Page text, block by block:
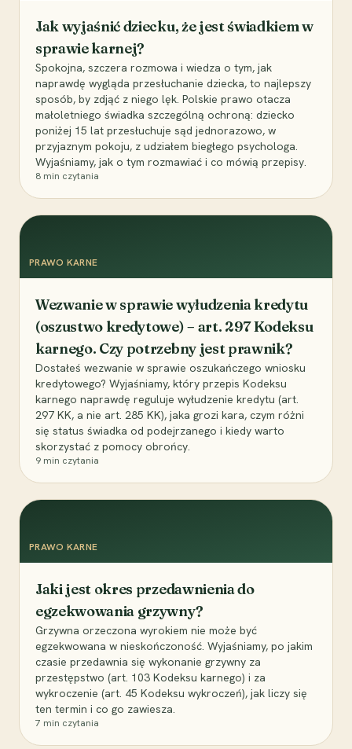
Jak wyjaśnić dziecku, że jest świadkiem w
sprawie karnej?
Spokojna, szczera rozmowa i wiedza o tym, jak
naprawdę wygląda przesłuchanie dziecka, to najlepszy
sposób, by zdjąć z niego lęk. Polskie prawo otacza
małoletniego świadka szczególną ochroną: dziecko
poniżej 15 lat przesłuchuje sąd jednorazowo, w
przyjaznym pokoju, z udziałem biegłego psychologa.
Wyjaśniamy, jak o tym rozmawiać i co mówią przepisy.
8 min czytania
PRAWO KARNE
Wezwanie w sprawie wyłudzenia kredytu
(oszustwo kredytowe) – art. 297 Kodeksu
karnego. Czy potrzebny jest prawnik?
Dostałeś wezwanie w sprawie oszukańczego wniosku
kredytowego? Wyjaśniamy, który przepis Kodeksu
karnego naprawdę reguluje wyłudzenie kredytu (art.
297 KK, a nie art. 285 KK), jaka grozi kara, czym różni
się status świadka od podejrzanego i kiedy warto
skorzystać z pomocy obrońcy.
9 min czytania
PRAWO KARNE
Jaki jest okres przedawnienia do
egzekwowania grzywny?
Grzywna orzeczona wyrokiem nie może być
egzekwowana w nieskończoność. Wyjaśniamy, po jakim
czasie przedawnia się wykonanie grzywny za
przestępstwo (art. 103 Kodeksu karnego) i za
wykroczenie (art. 45 Kodeksu wykroczeń), jak liczy się
ten termin i co go zawiesza.
7 min czytania